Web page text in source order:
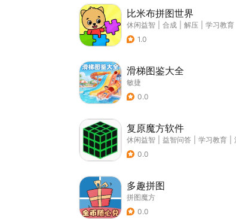
比米布拼图世界
休闲益智 合成 解压
学习教育
1.0
滑梯图鉴大全
敏捷
0.0
复原魔方软件
休闲益智 益智问答 学习教育
0.0
多趣拼图
拼图魔方
0.0